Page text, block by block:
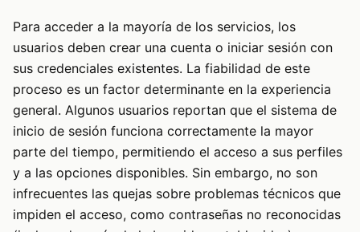
Para acceder a la mayoría de los servicios, los
usuarios deben crear una cuenta o iniciar sesión con
sus credenciales existentes. La fiabilidad de este
proceso es un factor determinante en la experiencia
general. Algunos usuarios reportan que el sistema de
inicio de sesión funciona correctamente la mayor
parte del tiempo, permitiendo el acceso a sus perfiles
y a las opciones disponibles. Sin embargo, no son
infrecuentes las quejas sobre problemas técnicos que
impiden el acceso, como contraseñas no reconocidas